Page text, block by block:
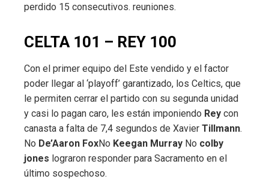
perdido 15 consecutivos. reuniones.
CELTA 101 – REY 100
Con el primer equipo del Este vendido y el factor
poder llegar al ‘playoff’ garantizado, los Celtics, que
le permiten cerrar el partido con su segunda unidad
y casi lo pagan caro, les están imponiendo Rey con
canasta a falta de 7,4 segundos de Xavier Tillmann.
No De’Aaron FoxNo Keegan Murray No colby
jones lograron responder para Sacramento en el
último sospechoso.